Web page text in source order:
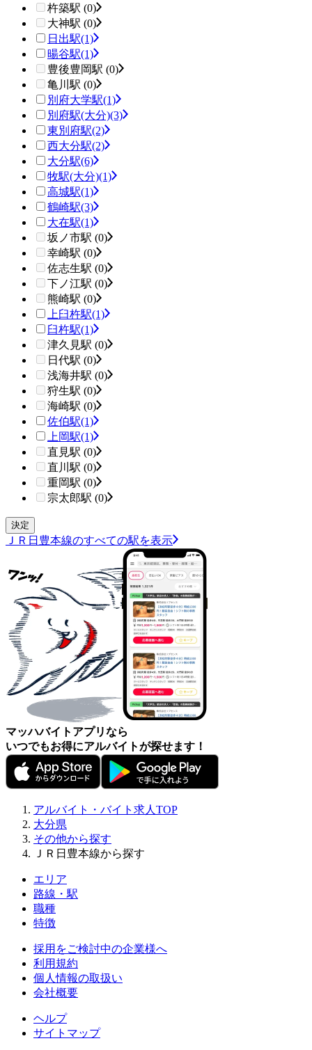
杵築駅 (0)
大神駅 (0)
日出駅(1)
暘谷駅(1)
豊後豊岡駅 (0)
亀川駅 (0)
別府大学駅(1)
別府駅(大分)(3)
東別府駅(2)
西大分駅(2)
大分駅(6)
牧駅(大分)(1)
高城駅(1)
鶴崎駅(3)
大在駅(1)
坂ノ市駅 (0)
幸崎駅 (0)
佐志生駅 (0)
下ノ江駅 (0)
熊崎駅 (0)
上臼杵駅(1)
臼杵駅(1)
津久見駅 (0)
日代駅 (0)
浅海井駅 (0)
狩生駅 (0)
海崎駅 (0)
佐伯駅(1)
上岡駅(1)
直見駅 (0)
直川駅 (0)
重岡駅 (0)
宗太郎駅 (0)
ＪＲ日豊本線のすべての駅を表示
マッハバイトアプリなら
いつでもお得にアルバイトが探せます！
アルバイト・バイト求人TOP
大分県
その他から探す
ＪＲ日豊本線から探す
エリア
路線・駅
職種
特徴
採用をご検討中の企業様へ
利用規約
個人情報の取扱い
会社概要
ヘルプ
サイトマップ